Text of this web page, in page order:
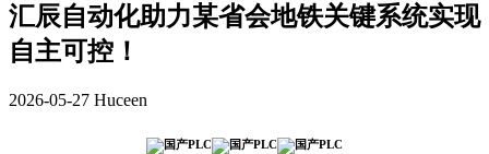
汇辰自动化助力某省会地铁关键系统实现
自主可控！
2026-05-27 Huceen